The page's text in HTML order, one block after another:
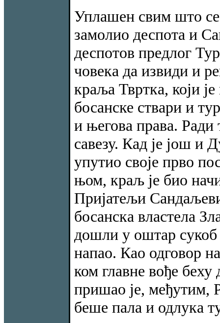
Уплашен свим што се
замолио деспота и
деспотов предлог
човека да извиди и
краља Твртка, који
босанске ствари и
и његова права. Ради
савезу. Кад је још и
упутио своје прво
њом, краљ је био
Пријатељи
босанска властела
дошли у оштар сукоб
напао. Као одговор
ком главне вође
пришао је, међутим,
беше пала и одлука